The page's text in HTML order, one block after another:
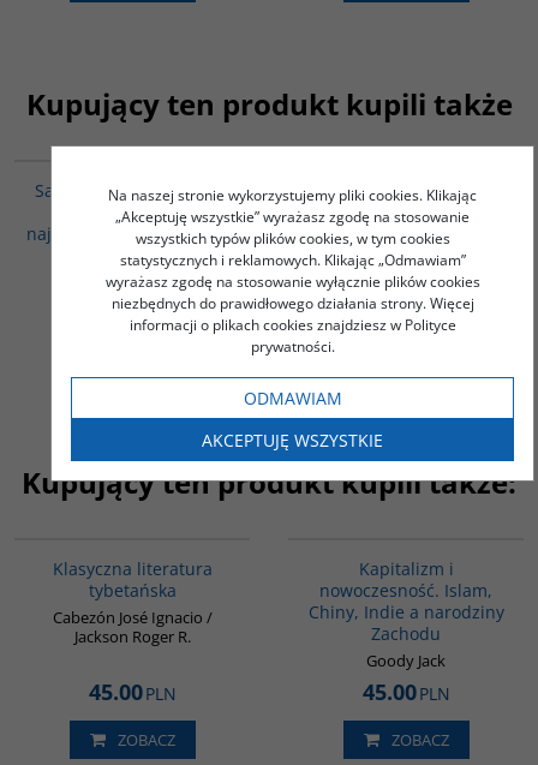
Kupujący ten produkt kupili także
G262
Sati. Samopalenie wdów
indyjskich w
najdawniejszych relacjach
Wschodu i Zachodu
Szczurek Przemysław
35.00PLN
G247
Praktyki religijne w
Indiach
Kupujący ten produkt kupili także:
Klasyczna literatura
tybetańska
Cabezón José Ignacio /
Jackson Roger R.
45.00PLN
ZOBACZ
Kapitalizm i
nowoczesność. Islam,
Chiny, Indie a narodziny
Zachodu
Goody Jack
45.00PLN
ZOBACZ
Na naszej stronie wykorzystujemy pliki cookies. Klikając
„Akceptuję wszystkie” wyrażasz zgodę na stosowanie
wszystkich typów plików cookies, w tym cookies
statystycznych i reklamowych. Klikając „Odmawiam”
wyrażasz zgodę na stosowanie wyłącznie plików cookies
niezbędnych do prawidłowego działania strony. Więcej
informacji o plikach cookies znajdziesz w Polityce
prywatności.
ODMAWIAM
AKCEPTUJĘ WSZYSTKIE